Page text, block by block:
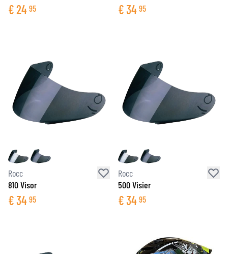
€24 95 €34 95
Rocc
810 Visor
€34 95
Rocc
500 Visier
€34 95